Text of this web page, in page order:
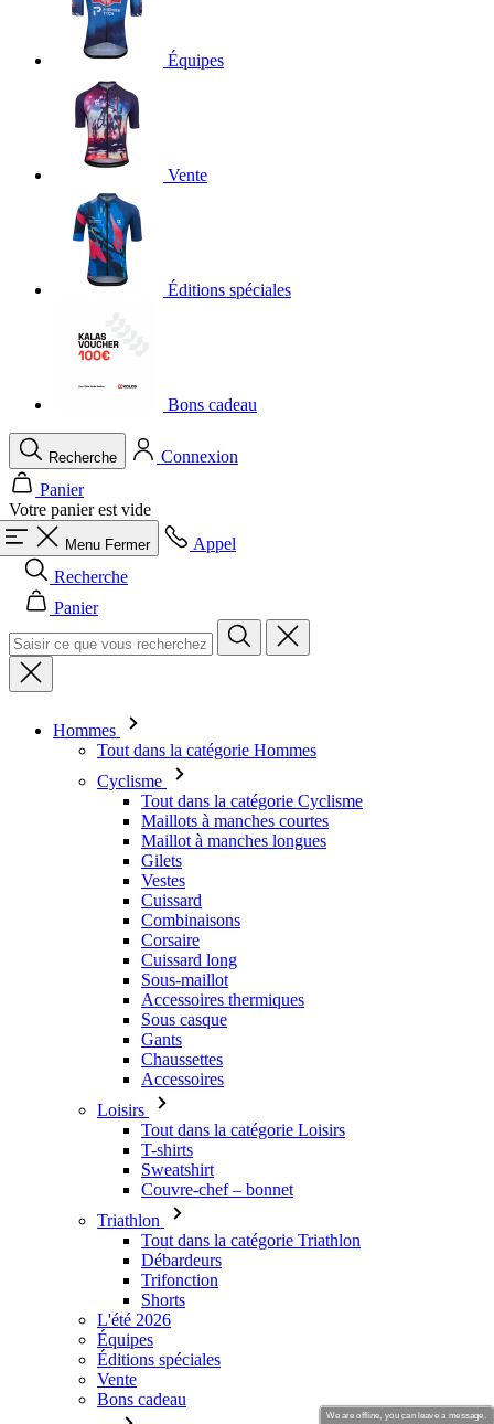
Équipes
Vente
Éditions spéciales
Bons cadeau
Recherche
Connexion
Panier
Votre panier est vide
Menu Fermer
Appel
Recherche
Panier
Hommes
Tout dans la catégorie Hommes
Cyclisme
Tout dans la catégorie Cyclisme
Maillots à manches courtes
Maillot à manches longues
Gilets
Vestes
Cuissard
Combinaisons
Corsaire
Cuissard long
Sous-maillot
Accessoires thermiques
Sous casque
Gants
Chaussettes
Accessoires
Loisirs
Tout dans la catégorie Loisirs
T-shirts
Sweatshirt
Couvre-chef – bonnet
Triathlon
Tout dans la catégorie Triathlon
Débardeurs
Trifonction
Shorts
L'été 2026
Équipes
Éditions spéciales
Vente
Bons cadeau
We are offline, you can leave a message.